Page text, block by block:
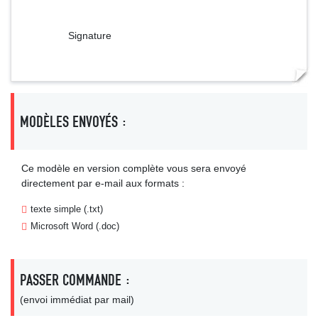
Signature
MODÈLES ENVOYÉS :
Ce modèle en version complète vous sera envoyé
directement par e-mail aux formats :
texte simple (.txt)
Microsoft Word (.doc)
PASSER COMMANDE :
(envoi immédiat par mail)